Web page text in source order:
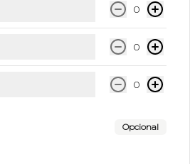
0
0
0
Opcional